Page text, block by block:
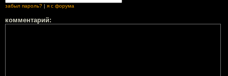
забыл пароль? я с форума
комментарий: